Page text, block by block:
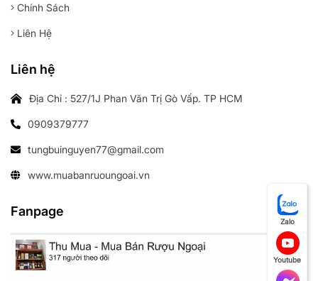
Chính Sách
Liên Hệ
Liên hệ
Địa Chỉ : 527/1J Phan Văn Trị Gò Vấp. TP HCM
0909379777
tungbuinguyen77@gmail.com
www.muabanruoungoai.vn
Fanpage
Zalo
Youtube